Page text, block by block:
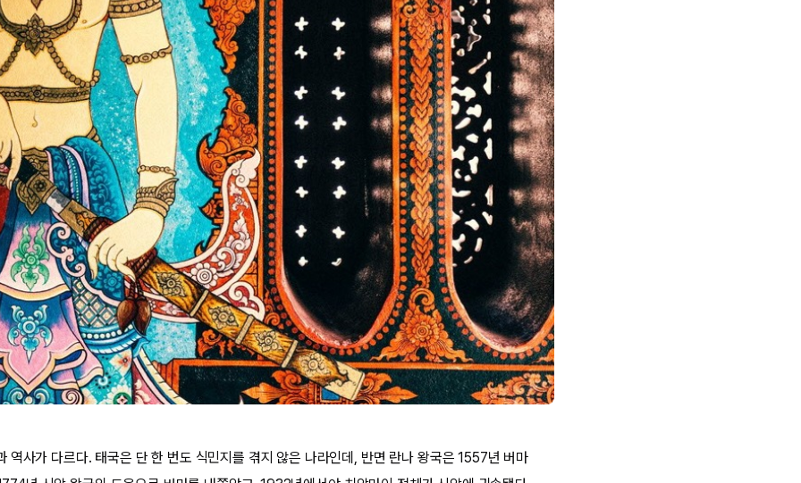
역사가 다르다. 태국은 단 한 번도 식민지를 겪지 않은 나라인데, 반면 란나 왕국은 1557년 버마